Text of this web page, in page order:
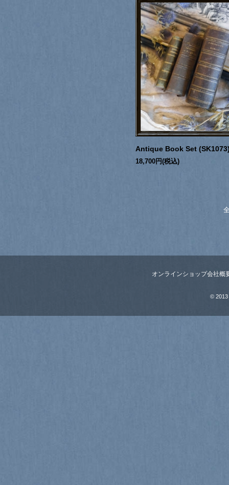
Antique Book Set
18,700円(税込)
オンラインショップ会社概
© 2013